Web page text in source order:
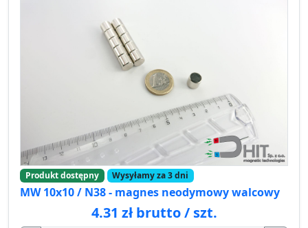
Produkt dostępny Wysyłamy za 3 dni
MW 10x10 / N38 - magnes neodymowy walcowy
4.31 zł brutto / szt.